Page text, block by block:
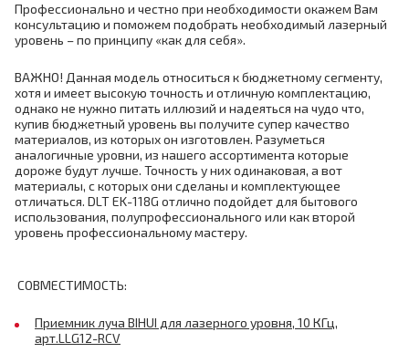
Профессионально и честно при необходимости окажем Вам
консультацию и поможем подобрать необходимый лазерный
уровень – по принципу «как для себя».
ВАЖНО! Данная модель относиться к бюджетному сегменту,
хотя и имеет высокую точность и отличную комплектацию,
однако не нужно питать иллюзий и надеяться на чудо что,
купив бюджетный уровень вы получите супер качество
материалов, из которых он изготовлен. Разуметься
аналогичные уровни, из нашего ассортимента которые
дороже будут лучше. Точность у них одинаковая, а вот
материалы, с которых они сделаны и комплектующее
отличаться. DLT EK-118G отлично подойдет для бытового
использования, полупрофессионального или как второй
уровень профессиональному мастеру.
СОВМЕСТИМОСТЬ:
Приемник луча BIHUI для лазерного уровня, 10 КГц,
арт.LLG12-RCV